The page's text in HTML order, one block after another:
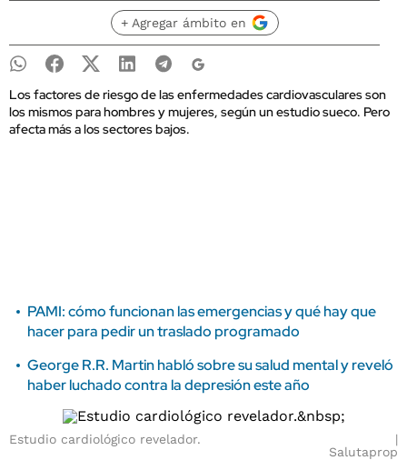
+ Agregar ámbito en
Los factores de riesgo de las enfermedades cardiovasculares son
los mismos para hombres y mujeres, según un estudio sueco. Pero
afecta más a los sectores bajos.
PAMI: cómo funcionan las emergencias y qué hay que
hacer para pedir un traslado programado
George R.R. Martin habló sobre su salud mental y reveló
haber luchado contra la depresión este año
Estudio cardiológico revelador.
Salutaprop